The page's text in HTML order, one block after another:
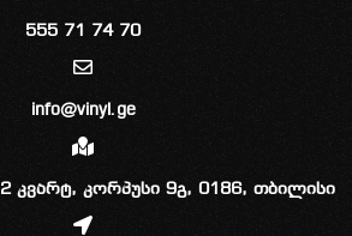
555 71 74 70
info@vinyl.ge
კვარტ, კორპუსი 9გ, 0186, თბილისი